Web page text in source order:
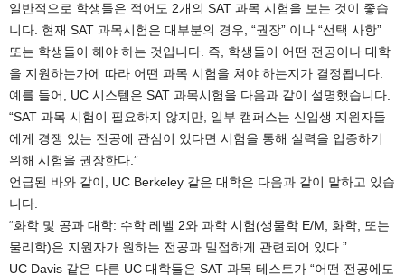
일반적으로 학생들은 적어도 2개의 SAT 과목 시험을 보는 것이 좋습
니다. 현재 SAT 과목시험은 대부분의 경우, “권장” 이나 “선택 사항”
또는 학생들이 해야 하는 것입니다. 즉, 학생들이 어떤 전공이나 대학
을 지원하는가에 따라 어떤 과목 시험을 쳐야 하는지가 결정됩니다.
예를 들어, UC 시스템은 SAT 과목시험을 다음과 같이 설명했습니다.
“SAT 과목 시험이 필요하지 않지만, 일부 캠퍼스는 신입생 지원자들
에게 경쟁 있는 전공에 관심이 있다면 시험을 통해 실력을 입증하기
위해 시험을 권장한다.”
언급된 바와 같이, UC Berkeley 같은 대학은 다음과 같이 말하고 있습
니다.
“화학 및 공과 대학: 수학 레벨 2와 과학 시험(생물학 E/M, 화학, 또는
물리학)은 지원자가 원하는 전공과 밀접하게 관련되어 있다.”
UC Davis 같은 다른 UC 대학들은 SAT 과목 테스트가 “어떤 전공에도